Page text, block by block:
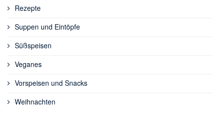
Rezepte
Suppen und Eintöpfe
Süßspeisen
Veganes
Vorspeisen und Snacks
Weihnachten